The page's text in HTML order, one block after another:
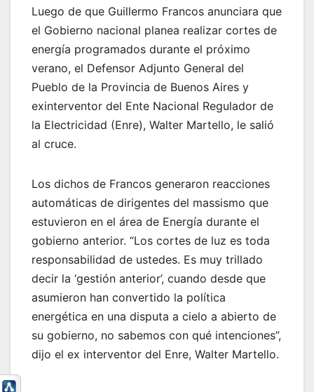
Luego de que Guillermo Francos anunciara que
el Gobierno nacional planea realizar cortes de
energía programados durante el próximo
verano, el Defensor Adjunto General del
Pueblo de la Provincia de Buenos Aires y
exinterventor del Ente Nacional Regulador de
la Electricidad (Enre), Walter Martello, le salió
al cruce.
Los dichos de Francos generaron reacciones
automáticas de dirigentes del massismo que
estuvieron en el área de Energía durante el
gobierno anterior. “Los cortes de luz es toda
responsabilidad de ustedes. Es muy trillado
decir la ‘gestión anterior’, cuando desde que
asumieron han convertido la política
energética en una disputa a cielo a abierto de
su gobierno, no sabemos con qué intenciones”,
dijo el ex interventor del Enre, Walter Martello.